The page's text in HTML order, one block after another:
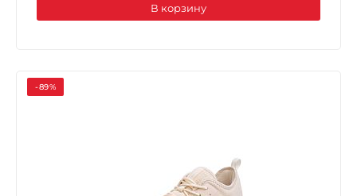
В корзину
-89%